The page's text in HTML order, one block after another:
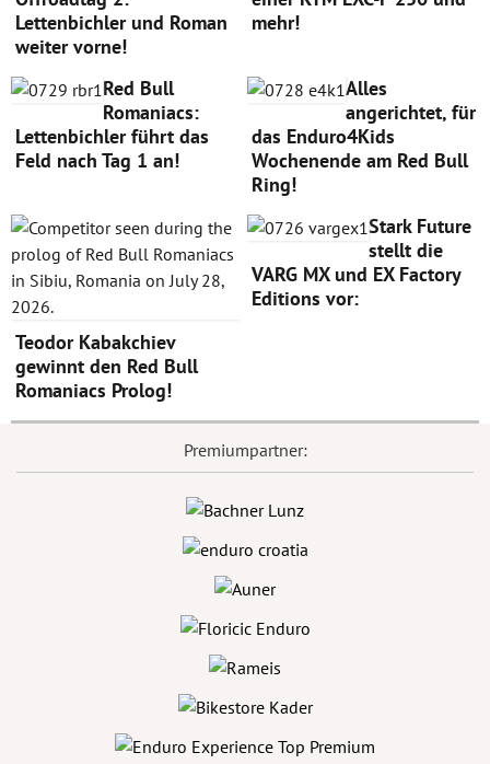
Lettenbichler und Roman
weiter vorne!
mehr!
Red Bull
Romaniacs:
Lettenbichler führt das
Feld nach Tag 1 an!
Alles
angerichtet, für
das Enduro4Kids
Wochenende am Red Bull
Ring!
Teodor Kabakchiev
gewinnt den Red Bull
Romaniacs Prolog!
Stark Future
stellt die
VARG MX und EX Factory
Editions vor:
Premiumpartner: